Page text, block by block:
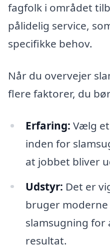
fagfolk i området
pålidelig service,
specifikke behov.
Når du overvejer
flere faktorer, du
Erfaring: Vælg
inden for
at jobbet bliver
Udstyr: Det er
bruger
slamsugning for
resultat.